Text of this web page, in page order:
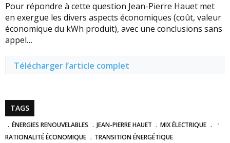
Pour répondre à cette question Jean-Pierre Hauet met
en exergue les divers aspects économiques (coût, valeur
économique du kWh produit), avec une conclusions sans
appel…
Télécharger l’article complet
TAGS
ÉNERGIES RENOUVELABLES JEAN-PIERRE HAUET
MIX ÉLECTRIQUE
RATIONALITÉ ÉCONOMIQUE
TRANSITION ÉNERGÉTIQUE